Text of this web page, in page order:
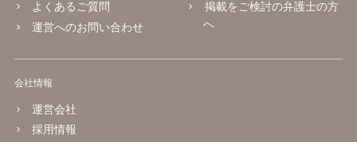
よくあるご質問
運営へのお問い合わせ
掲載をご検討の弁護士の方
へ
会社情報
運営会社
採用情報